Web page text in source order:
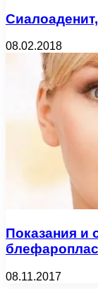
08.02.2018
Показания и
08.11.2017